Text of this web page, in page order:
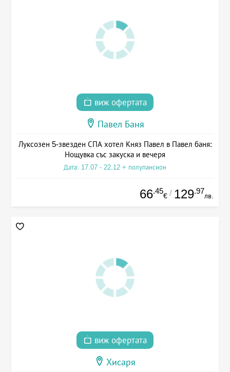
виж офертата
Павел Баня
Луксозен 5-звезден СПА хотел Княз Павел в Павел баня:
Нощувка със закуска и вечеря
Дата: 17.07 - 22.12 + полупансион
66.45
€ / 129.97
лв.
виж офертата
Хисаря